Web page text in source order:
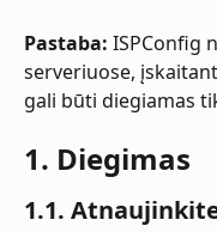
Pastaba: ISPConfig
serveriuose,
gali būti diegiamas
1. Diegimas
1.1.